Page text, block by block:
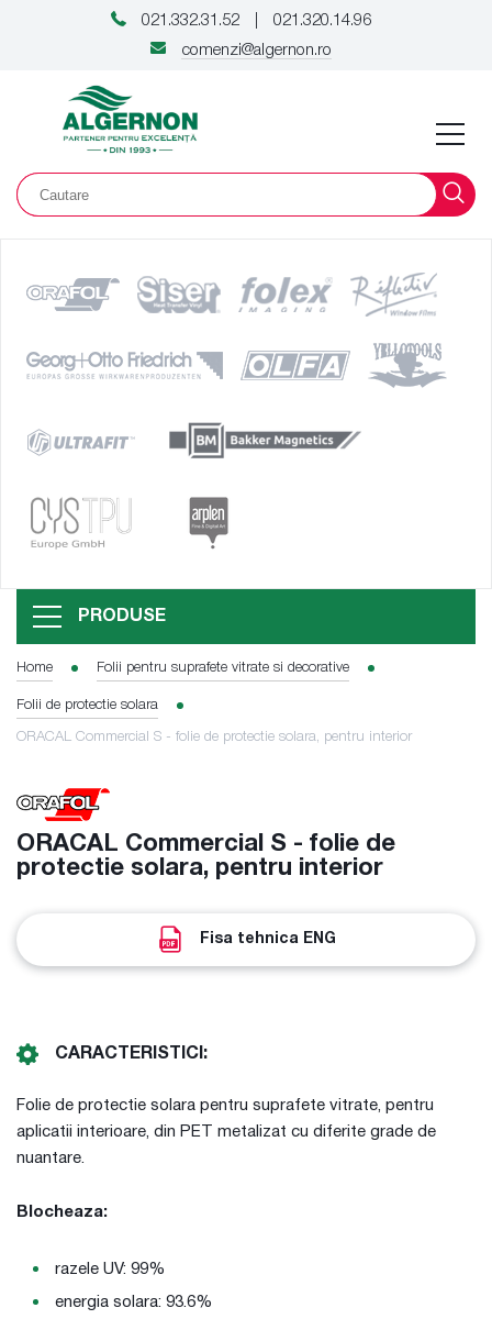
021.332.31.52
021.320.14.96
comenzi@algernon.ro
PRODUSE
Home Folii pentru suprafete vitrate si decorative
Folii de protectie solara
ORACAL Commercial S - folie de protectie solara, pentru interior
ORACAL Commercial S - folie de
protectie solara, pentru interior
Fisa tehnica ENG
CARACTERISTICI:
Folie de protectie solara pentru suprafete vitrate, pentru
aplicatii interioare, din PET metalizat cu diferite grade de
nuantare.
Blocheaza:
razele UV: 99%
energia solara: 93.6%